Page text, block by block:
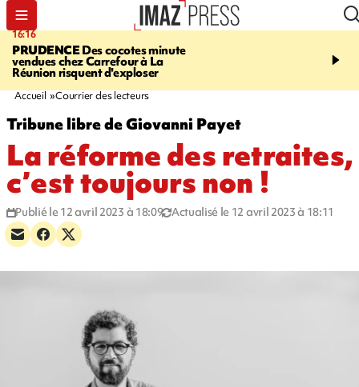
16:16
PRUDENCEDes cocotes minute
vendues chez Carrefour à La
Réunion risquent d'exploser
20:06
l'Asie, mort d'une
Accueil Courrier des lecteurs
Tribune libre de Giovanni Payet
La réforme des retraites,
c’est toujours non !
Publié le 12 avril 2023 à 18:09 Actualisé le 12 avril 2023 à 18:11